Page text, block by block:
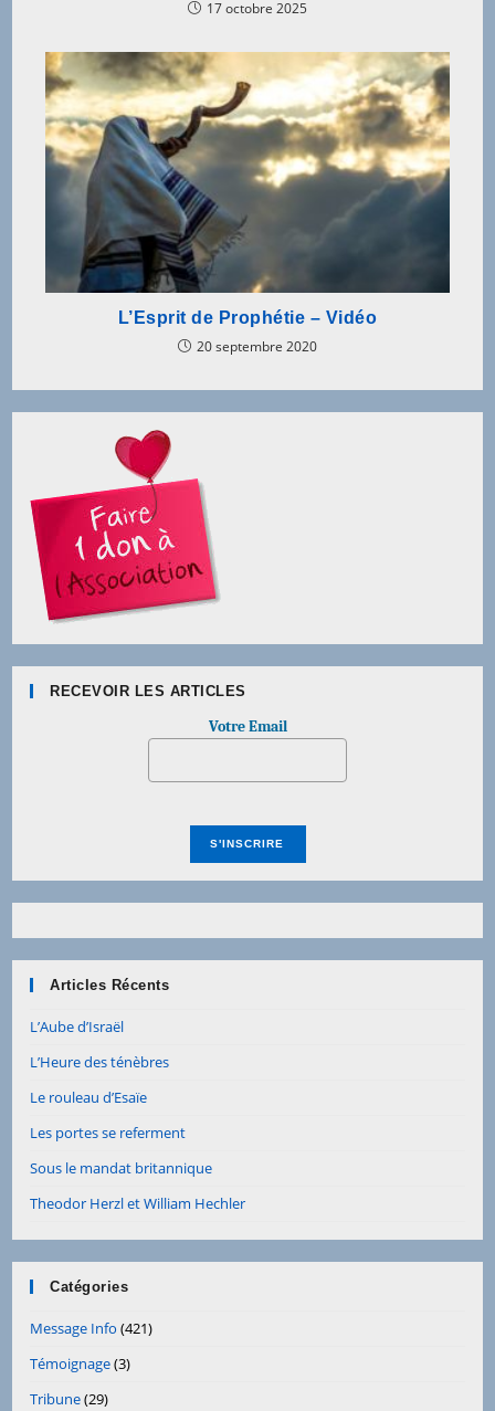
17 octobre 2025
L’Esprit de Prophétie – Vidéo
20 septembre 2020
RECEVOIR LES ARTICLES
Votre Email
Articles Récents
L’Aube d’Israël
L’Heure des ténèbres
Le rouleau d’Esaïe
Les portes se referment
Sous le mandat britannique
Theodor Herzl et William Hechler
Catégories
Message Info (421)
Témoignage(3)
Tribune(29)